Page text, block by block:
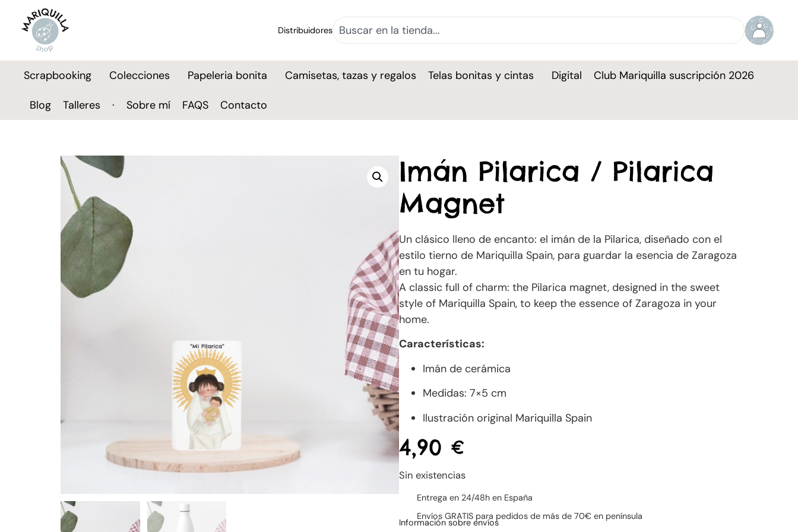
Distribuidores
Scrapbooking Colecciones Papeleria bonita Camisetas, tazas y regalos Telas bonitas y cintas Digital Club Mariquilla suscripción 2026
Blog Talleres · Sobre mí FAQS Contacto
Imán Pilarica / Pilarica
Magnet
Un clásico lleno de encanto: el imán de la Pilarica, diseñado con el
estilo tierno de Mariquilla Spain, para guardar la esencia de Zaragoza
en tu hogar.
A classic full of charm: the Pilarica magnet, designed in the sweet
style of Mariquilla Spain, to keep the essence of Zaragoza in your
home.
Características:
Imán de cerámica
Medidas: 7×5 cm
Ilustración original Mariquilla Spain
4,90 €
Sin existencias
Entrega en 24/48h en España
Envíos GRATIS para pedidos de más de 70€ en península
Información sobre envíos